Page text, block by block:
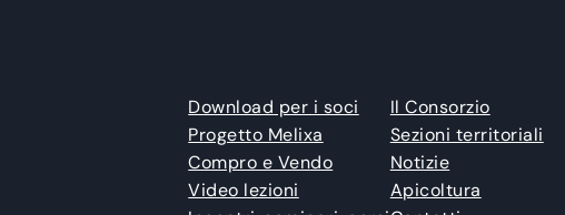
Download per i soci
Progetto Melixa
Compro e Vendo
Video lezioni
Il Consorzio
Sezioni territoriali
Notizie
Apicoltura